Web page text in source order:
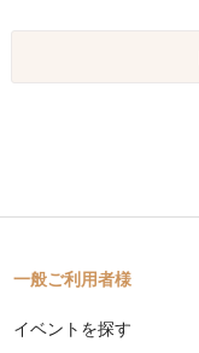
一般ご利用者様
イベントを探す